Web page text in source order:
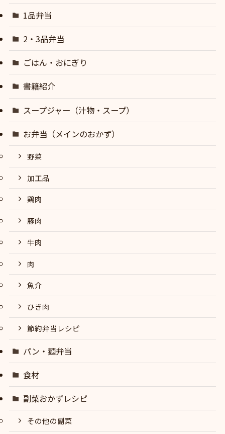
1品弁当
2・3品弁当
ごはん・おにぎり
書籍紹介
スープジャー（汁物・スープ）
お弁当（メインのおかず）
野菜
加工品
鶏肉
豚肉
牛肉
肉
魚介
ひき肉
節約弁当レシピ
パン・麺弁当
食材
副菜おかずレシピ
その他の副菜